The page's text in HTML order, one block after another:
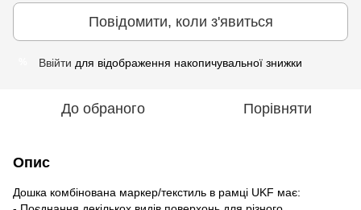
Повідомити, коли з'явиться
Ввійти для відображення накопичувальної знижки
До обраного Порівняти
Опис
Дошка комбінована маркер/текстиль в рамці UKF має: